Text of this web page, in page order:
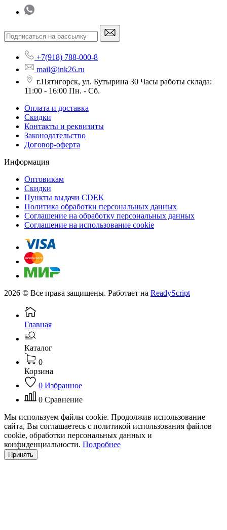
+7(918) 788-000-8
mail@ink26.ru
г.Пятигорск, ул. Бутырина 30 Часы работы склада:
11:00 - 16:00 Пн. - Сб.
Оплата и доставка
Скидки
Контакты и реквизиты
Законодательство
Договор-оферта
Информация
Оптовикам
Скидки
Пункты выдачи CDEK
Политика обработки персональных данных
Соглашение на обработку персональных данных
Соглашение на использование cookie
2026 © Все права защищены. Работает на ReadyScript
Главная
Каталог
0
Корзина
0 Избранное
0 Сравнение
Мы используем файлы cookie. Продолжив использование
сайта, Вы соглашаетесь с политикой использования файлов
cookie, обработки персональных данных и
конфиденциальности. Подробнее
Принять